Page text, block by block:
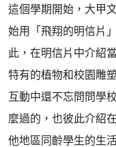
這個學期開始，大甲
始用「飛翔的明信片
此，在明信片中介紹
特有的植物和校園雕
互動中還不忘問問學
麼過的，也彼此介紹
他地區同齡學生的生